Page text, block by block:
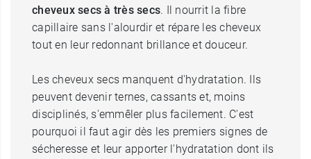
cheveux secs à très secs. Il nourrit la fibre
capillaire sans l'alourdir et répare les cheveux
tout en leur redonnant brillance et douceur.
Les cheveux secs manquent d'hydratation. Ils
peuvent devenir ternes, cassants et, moins
disciplinés, s'emmêler plus facilement. C'est
pourquoi il faut agir dès les premiers signes de
sécheresse et leur apporter l'hydratation dont ils